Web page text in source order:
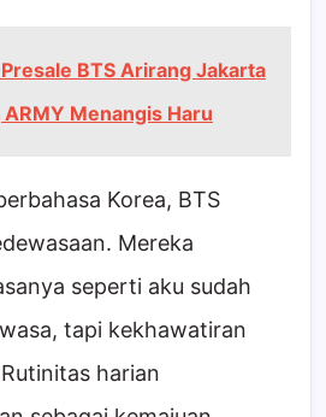
BTS Arirang Jakarta
Menangis Haru
Korea, BTS
Mereka
seperti aku sudah
tapi kekhawatiran
harian